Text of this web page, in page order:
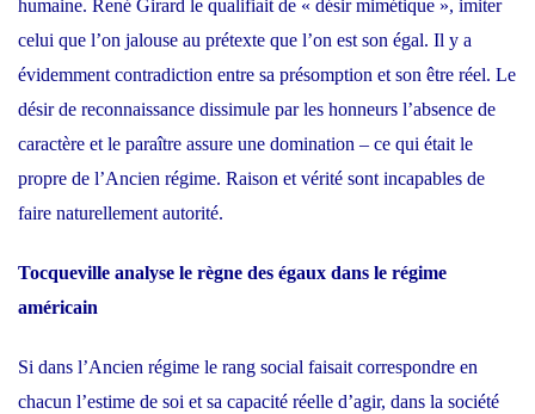
humaine. René Girard le qualifiait de « désir mimétique », imiter
celui que l’on jalouse au prétexte que l’on est son égal. Il y a
évidemment contradiction entre sa présomption et son être réel. Le
désir de reconnaissance dissimule par les honneurs l’absence de
caractère et le paraître assure une domination – ce qui était le
propre de l’Ancien régime. Raison et vérité sont incapables de
faire naturellement autorité.
Tocqueville analyse le règne des égaux dans le régime
américain
Si dans l’Ancien régime le rang social faisait correspondre en
chacun l’estime de soi et sa capacité réelle d’agir, dans la société